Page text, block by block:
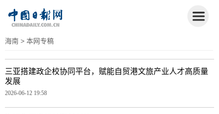
海南 > 本网专稿
三亚搭建政企校协同平台，赋能自贸港文旅产业人才高质量
发展
2026-06-12 19:58